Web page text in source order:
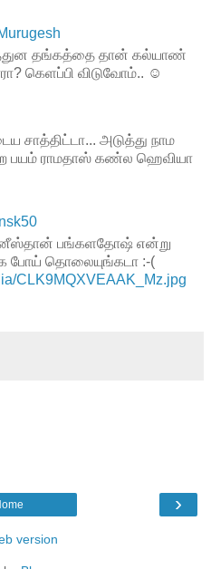
தங்கத்தை தான் கல்யாண்
கெளப்பி விடுவோம்.. ☺
அடுத்து நாம
பயம் ராமதாஸ் கண்ல ஹெவியா
பங்களதோஷ் என்று
போய் தொலையுங்கடா :-(
CLK9MQXVEAAK_Mz.jpg
›
version